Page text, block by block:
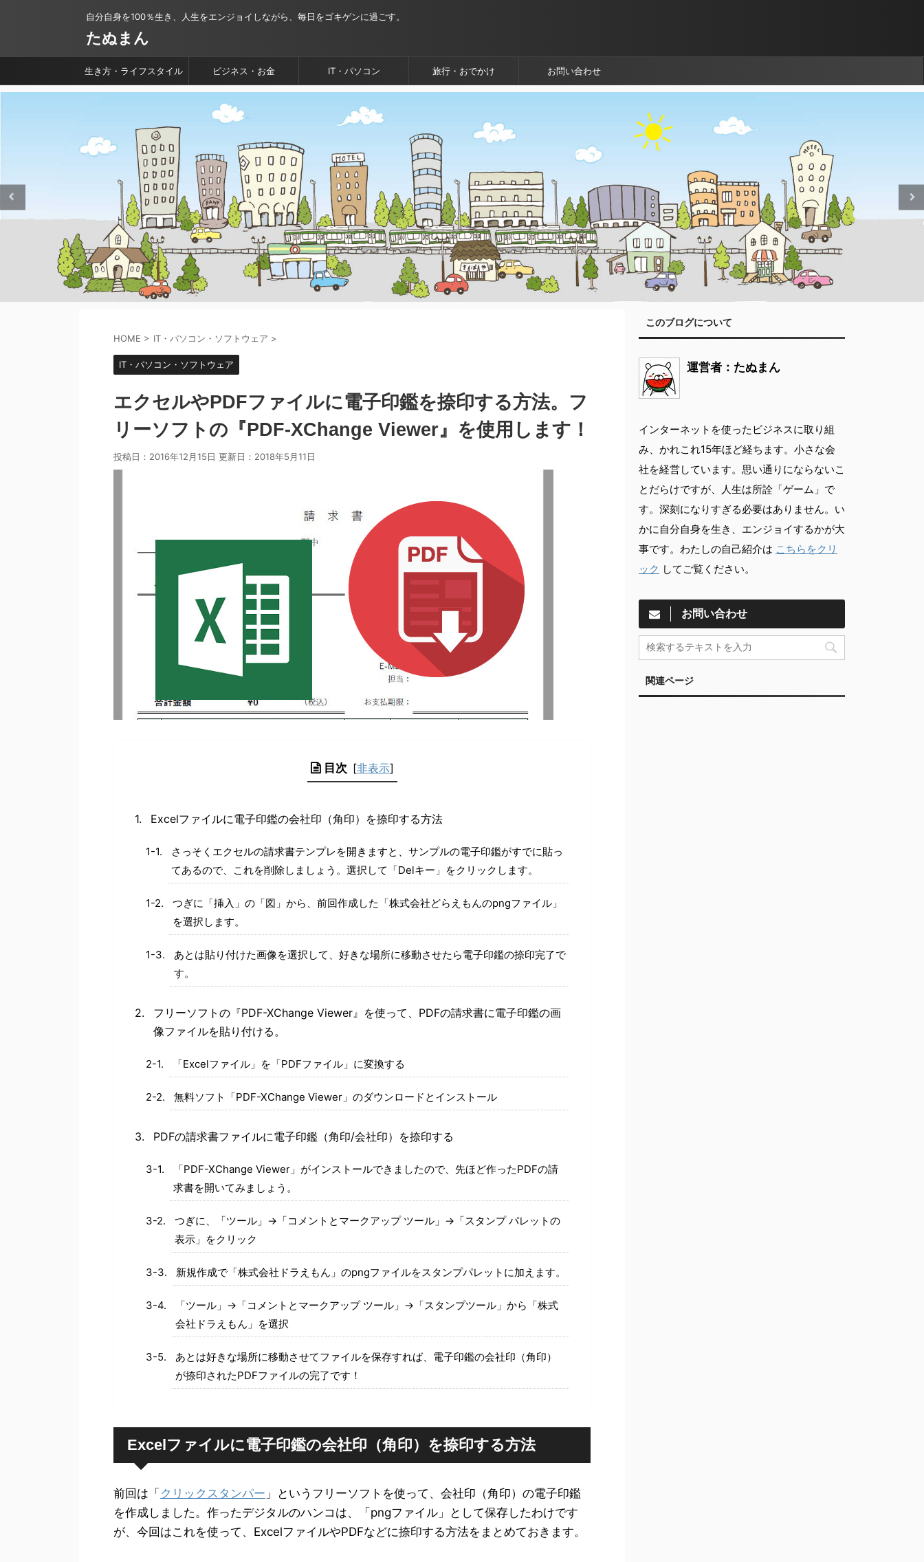
自分自身を100％生き、人生をエンジョイしながら、毎日をゴキゲンに過ごす。
たぬまん
生き方・ライフスタイル ビジネス・お金 IT・パソコン 旅行・おでかけ お問い合わせ
HOME > IT・パソコン・ソフトウェア >
IT・パソコン・ソフトウェア
エクセルやPDFファイルに電子印鑑を捺印する方法。フ
リーソフトの『PDF-XChange Viewer』を使用します！
投稿日：2016年12月15日 更新日： 2018年5月11日
目次 [非表示]
Excelファイルに電子印鑑の会社印（角印）を捺印する方法
さっそくエクセルの請求書テンプレを開きますと、サンプルの電子印鑑がすでに貼っ
てあるので、これを削除しましょう。選択して「Delキー」をクリックします。
つぎに「挿入」の「図」から、前回作成した「株式会社どらえもんのpngファイル」
を選択します。
あとは貼り付けた画像を選択して、好きな場所に移動させたら電子印鑑の捺印完了で
す。
フリーソフトの『PDF-XChange Viewer』を使って、PDFの請求書に電子印鑑の画
像ファイルを貼り付ける。
「Excelファイル」を「PDFファイル」に変換する
無料ソフト「PDF-XChange Viewer」のダウンロードとインストール
PDFの請求書ファイルに電子印鑑（角印/会社印）を捺印する
「PDF-XChange Viewer」がインストールできましたので、先ほど作ったPDFの請
求書を開いてみましょう。
つぎに、「ツール」→「コメントとマークアップ ツール」→「スタンプ パレットの
表示」をクリック
新規作成で「株式会社ドラえもん」のpngファイルをスタンプパレットに加えます。
「ツール」→「コメントとマークアップ ツール」→「スタンプツール」から「株式
会社ドラえもん」を選択
あとは好きな場所に移動させてファイルを保存すれば、電子印鑑の会社印（角印）
が捺印されたPDFファイルの完了です！
Excelファイルに電子印鑑の会社印（角印）を捺印する方法
前回は「 クリックスタンパー 」というフリーソフトを使って、会社印（角印）の電子印鑑
を作成しました。作ったデジタルのハンコは、「pngファイル」として保存したわけです
が、今回はこれを使って、ExcelファイルやPDFなどに捺印する方法をまとめておきます。
このブログについて
運営者：たぬまん
インターネットを使ったビジネスに取り組
み、かれこれ15年ほど経ちます。小さな会
社を経営しています。思い通りにならないこ
とだらけですが、人生は所詮「ゲーム」で
す。深刻になりすぎる必要はありません。い
かに自分自身を生き、エンジョイするかが大
事です。わたしの自己紹介は こちらをクリ
ック してご覧ください。
お問い合わせ
関連ページ